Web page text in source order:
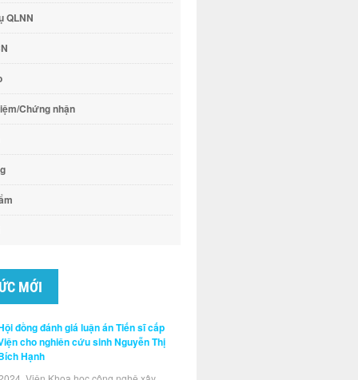
QLNN
Chứng nhận
MỚI
đồng đánh giá luận án Tiến sĩ cấp
cho nghiên cứu sinh Nguyễn Thị
Hạnh